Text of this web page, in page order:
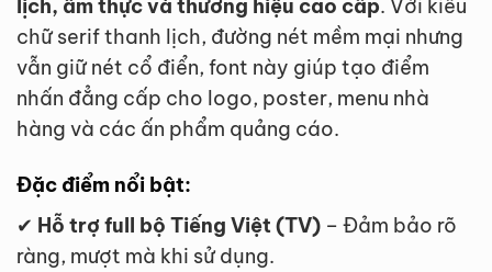
lịch, ẩm thực và thương hiệu cao cấp. Với kiểu
chữ serif thanh lịch, đường nét mềm mại nhưng
vẫn giữ nét cổ điển, font này giúp tạo điểm
nhấn đẳng cấp cho logo, poster, menu nhà
hàng và các ấn phẩm quảng cáo.
Đặc điểm nổi bật:
✔ Hỗ trợ full bộ Tiếng Việt (TV) – Đảm bảo rõ
ràng, mượt mà khi sử dụng.